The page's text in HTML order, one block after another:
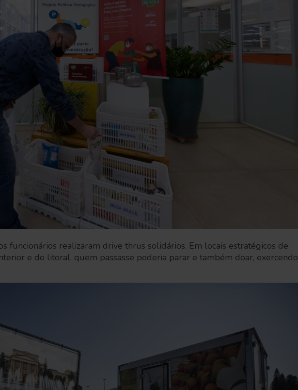
funcionários realizaram drive thrus solidários. Em locais estratégicos de
e do litoral, quem passasse poderia parar e também doar, exercendo